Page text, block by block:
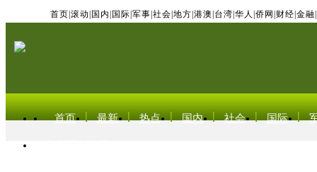
首页 滚动 国内 国际 军事 社会 地方 港澳 台湾 华人 侨网 财经 金融
首页 最新 热点 国内 社会 国际